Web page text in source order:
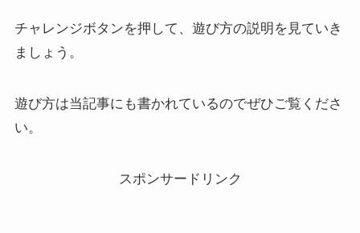
チャレンジボタンを押して、遊び方の説明を見ていき
ましょう。
遊び方は当記事にも書かれているのでぜひご覧くださ
い。
スポンサードリンク